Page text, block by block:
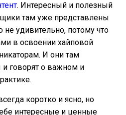
. Интересный и полезный
там уже представлены
не удивительно, потому что
в освоении хайповой
И они там
говорят о важном и
коротко и ясно, но
интересные и ценные